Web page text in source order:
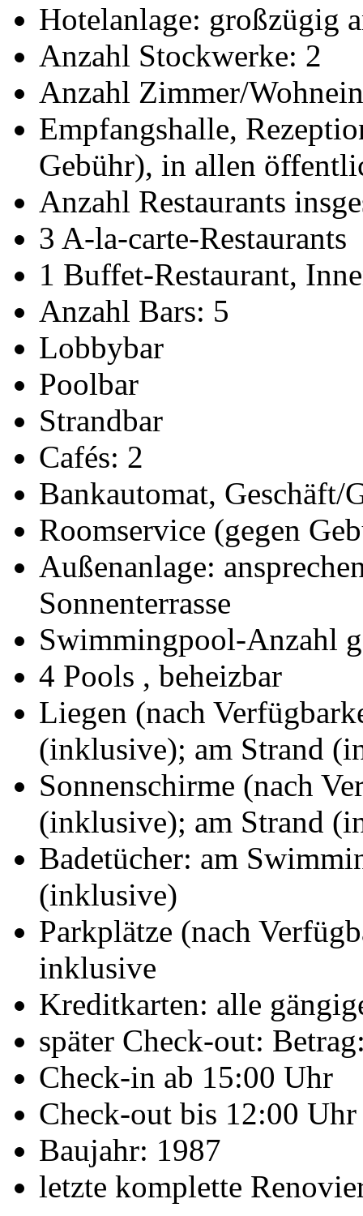
Hotelanlage: großzügig
Anzahl Stockwerke: 2
Anzahl Zimmer/
Empfangshalle,
Gebühr), in allen
Anzahl Restaurants
3 A-la-carte-Restaurants
1 Buffet-Restaurant,
Anzahl Bars: 5
Lobbybar
Poolbar
Strandbar
Cafés: 2
Bankautomat, Geschäft/
Roomservice (gegen
Außenanlage:
Sonnenterrasse
Swimmingpool-Anzahl
4 Pools , beheizbar
Liegen (nach
(inklusive); am Strand
Sonnenschirme (nach
(inklusive); am Strand
Badetücher: am
(inklusive)
Parkplätze (nach
inklusive
Kreditkarten: alle
später Check-out:
Check-in ab 15:00 Uhr
Check-out bis 12:00 Uhr
Baujahr: 1987
letzte komplette